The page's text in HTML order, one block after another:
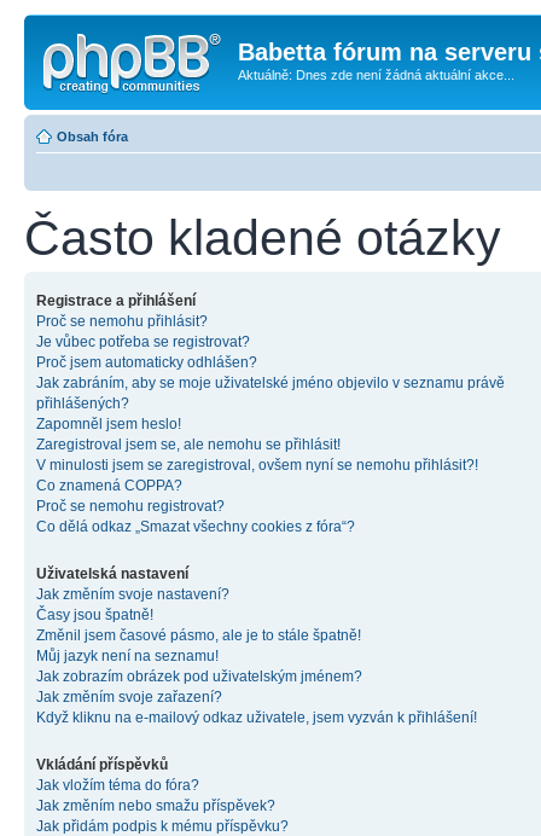
Babetta fórum na serveru
Aktuálně: Dnes zde není žádná aktuální akce...
Obsah fóra
Často kladené otázky
Registrace a přihlášení
Proč se nemohu přihlásit?
Je vůbec potřeba se registrovat?
Proč jsem automaticky odhlášen?
Jak zabráním, aby se moje uživatelské jméno objevilo v seznamu právě
přihlášených?
Zapomněl jsem heslo!
Zaregistroval jsem se, ale nemohu se přihlásit!
V minulosti jsem se zaregistroval, ovšem nyní se nemohu přihlásit?!
Co znamená COPPA?
Proč se nemohu registrovat?
Co dělá odkaz „Smazat všechny cookies z fóra“?
Uživatelská nastavení
Jak změním svoje nastavení?
Časy jsou špatně!
Změnil jsem časové pásmo, ale je to stále špatně!
Můj jazyk není na seznamu!
Jak zobrazím obrázek pod uživatelským jménem?
Jak změním svoje zařazení?
Když kliknu na e-mailový odkaz uživatele, jsem vyzván k přihlášení!
Vkládání příspěvků
Jak vložím téma do fóra?
Jak změním nebo smažu příspěvek?
Jak přidám podpis k mému příspěvku?